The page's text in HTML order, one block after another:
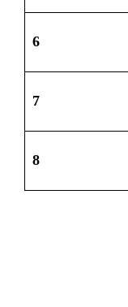
6
7
8